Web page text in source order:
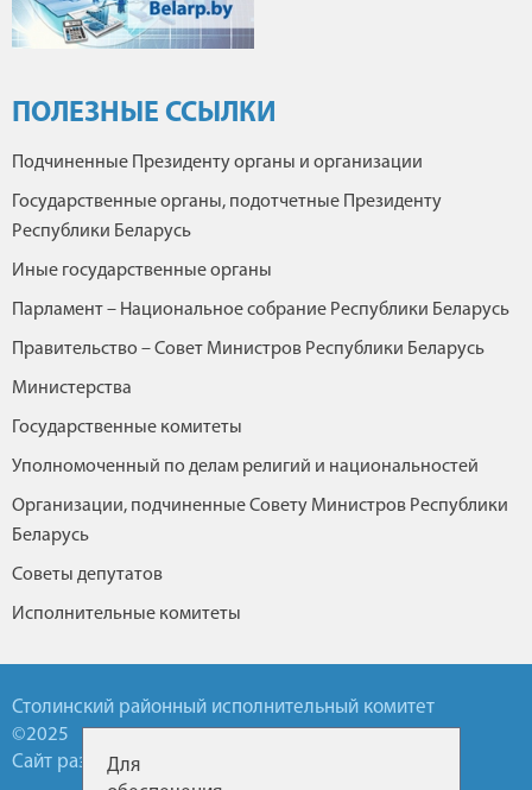
ПОЛЕЗНЫЕ ССЫЛКИ
Подчиненные Президенту органы и организации
Государственные органы, подотчетные Президенту
Республики Беларусь
Иные государственные органы
Парламент – Национальное собрание Республики Беларусь
Правительство – Совет Министров Республики Беларусь
Министерства
Государственные комитеты
Уполномоченный по делам религий и национальностей
Организации, подчиненные Совету Министров Республики
Беларусь
Советы депутатов
Исполнительные комитеты
Столинский районный исполнительный комитет
©2025
Сайт разработан УП БелТА
Для